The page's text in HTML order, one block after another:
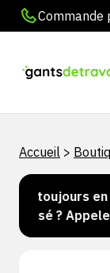
Commande
Accueil >
toujours en
? Appelez